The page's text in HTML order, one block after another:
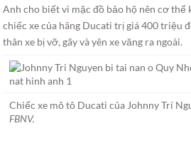
Anh cho biết vì mặc đồ bảo hộ nên cơ thể
chiếc xe của hãng Ducati trị giá 400 triệu
thân xe bị vỡ, gãy và yên xe văng ra ngoài.
Chiếc xe mô tô Ducati của Johnny Trí
FBNV.